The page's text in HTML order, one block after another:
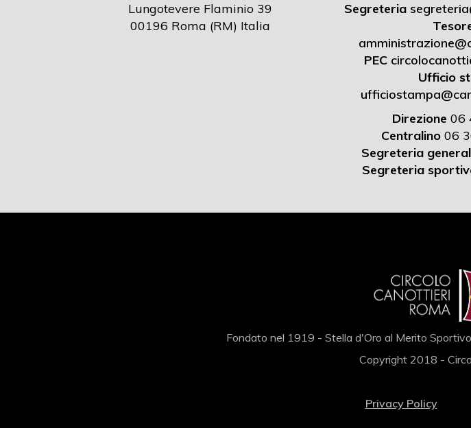
Lungotevere Flaminio 39
00196 Roma (RM) Italia
Segreteria
PEC
Ufficio
Direzione 06
Centralino 06
Segreteria
Segreteria
Fondato nel 1919 - Stella d'Oro al Merito
Copyright 2018 -
Privacy Policy